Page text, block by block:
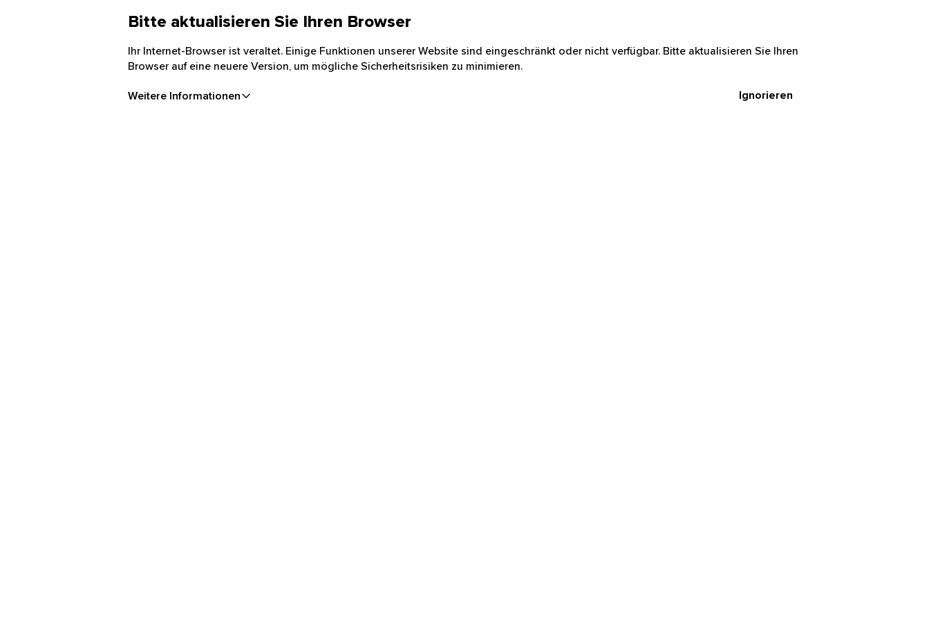
Bitte aktualisieren Sie Ihren Browser
Ihr Internet-Browser ist veraltet. Einige Funktionen unserer Website sind eingeschränkt oder nicht verfügbar. Bitte aktualisieren Sie Ihren
Browser auf eine neuere Version, um mögliche Sicherheitsrisiken zu minimieren.
Weitere Informationen Ignorieren